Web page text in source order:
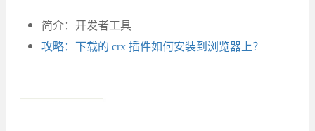
简介：开发者工具
攻略：下载的 crx 插件如何安装到浏览器上？